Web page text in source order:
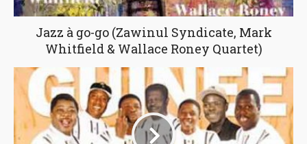
Jazz à go-go (Zawinul Syndicate, Mark
Whitfield & Wallace Roney Quartet)